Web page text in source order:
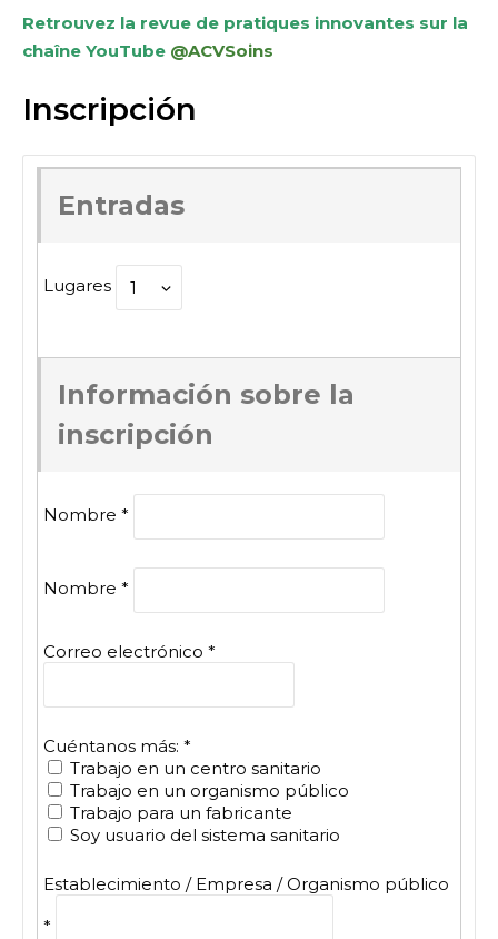
Retrouvez la revue de pratiques innovantes sur la
chaîne YouTube @ACVSoins
Inscripción
Entradas
Lugares
Información sobre la
inscripción
Nombre *
Nombre *
Correo electrónico *
Cuéntanos más: *
Trabajo en un centro sanitario
Trabajo en un organismo público
Trabajo para un fabricante
Soy usuario del sistema sanitario
Establecimiento / Empresa / Organismo público
*